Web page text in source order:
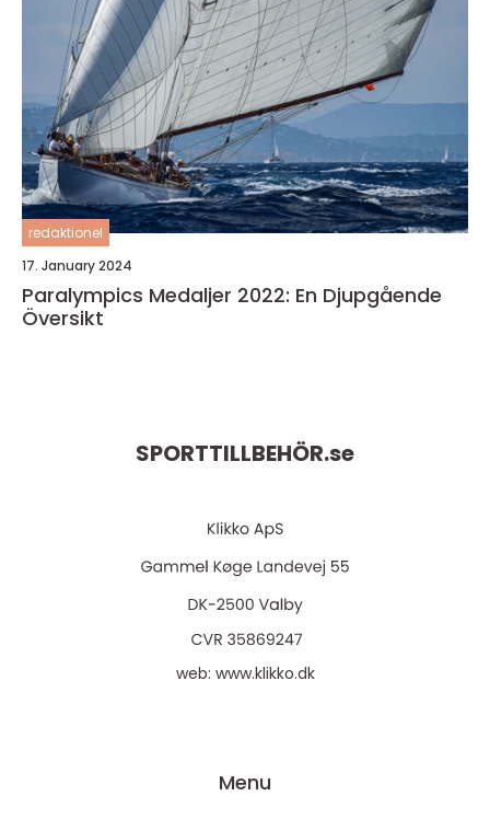
redaktionel
17. January 2024
Paralympics Medaljer 2022: En Djupgående
Översikt
SPORTTILLBEHÖR.se
web: www.klikko.dk
Menu